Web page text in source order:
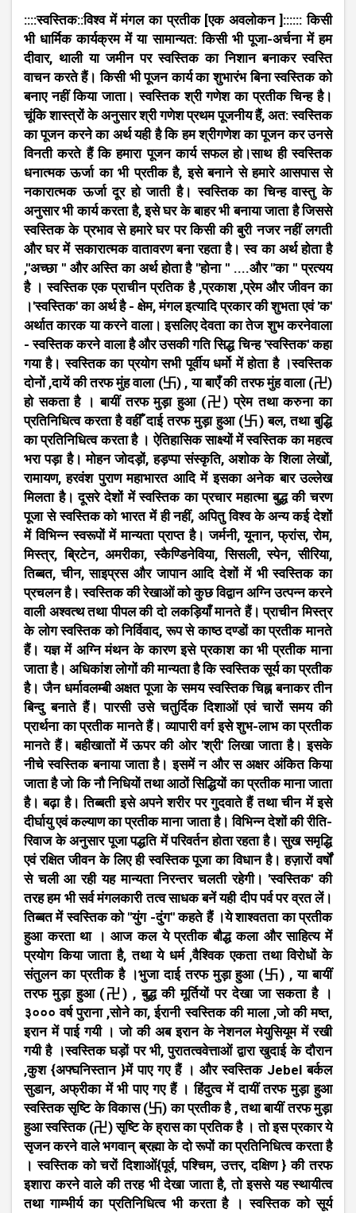
::::स्वस्तिक::विश्व में मंगल का प्रतीक [एक अवलोकन ]:::::: किसी
भी धार्मिक कार्यक्रम में या सामान्यत: किसी भी पूजा-अर्चना में हम
दीवार, थाली या जमीन पर स्वस्तिक का निशान बनाकर स्वस्ति
वाचन करते हैं। किसी भी पूजन कार्य का शुभारंभ बिना स्वस्तिक को
बनाए नहीं किया जाता। स्वस्तिक श्री गणेश का प्रतीक चिन्ह है।
चूंकि शास्त्रों के अनुसार श्री गणेश प्रथम पूजनीय हैं, अत: स्वस्तिक
का पूजन करने का अर्थ यही है कि हम श्रीगणेश का पूजन कर उनसे
विनती करते हैं कि हमारा पूजन कार्य सफल हो।साथ ही स्वस्तिक
धनात्मक ऊर्जा का भी प्रतीक है, इसे बनाने से हमारे आसपास से
नकारात्मक ऊर्जा दूर हो जाती है। स्वस्तिक का चिन्ह वास्तु के
अनुसार भी कार्य करता है, इसे घर के बाहर भी बनाया जाता है जिससे
स्वस्तिक के प्रभाव से हमारे घर पर किसी की बुरी नजर नहीं लगती
और घर में सकारात्मक वातावरण बना रहता है। स्व का अर्थ होता है
,''अच्छा '' और अस्ति का अर्थ होता है ''होना '' ....और ''का '' प्रत्यय
है । स्वस्तिक एक प्राचीन प्रतिक है ,प्रकाश ,प्रेम और जीवन का
।'स्वस्तिक' का अर्थ है - क्षेम, मंगल इत्यादि प्रकार की शुभता एवं 'क'
अर्थात कारक या करने वाला। इसलिए देवता का तेज शुभ करनेवाला
- स्वस्तिक करने वाला है और उसकी गति सिद्ध चिन्ह 'स्वस्तिक' कहा
गया है। स्वस्तिक का प्रयोग सभी पूर्वीय धर्मो में होता है ।स्वस्तिक
दोनों ,दायें की तरफ मुंह वाला (卐) , या बाएँ की तरफ मुंह वाला (卍)
हो सकता है । बायीं तरफ मुड़ा हुआ (卍) प्रेम तथा करुना का
प्रतिनिधित्व करता है वहीँ दाई तरफ मुड़ा हुआ (卐) बल, तथा बुद्धि
का प्रतिनिधित्व करता है । ऐतिहासिक साक्ष्यों में स्वस्तिक का महत्व
भरा पड़ा है। मोहन जोदड़ों, हड़प्पा संस्कृति, अशोक के शिला लेखों,
रामायण, हरवंश पुराण महाभारत आदि में इसका अनेक बार उल्लेख
मिलता है। दूसरे देशों में स्वस्तिक का प्रचार महात्मा बुद्ध की चरण
पूजा से स्वस्तिक को भारत में ही नहीं, अपितु विश्व के अन्य कई देशों
में विभिन्न स्वरूपों में मान्यता प्राप्त है। जर्मनी, यूनान, फ्रांस, रोम,
मिस्त्र, ब्रिटेन, अमरीका, स्कैण्डिनेविया, सिसली, स्पेन, सीरिया,
तिब्बत, चीन, साइप्रस और जापान आदि देशों में भी स्वस्तिक का
प्रचलन है। स्वस्तिक की रेखाओं को कुछ विद्वान अग्नि उत्पन्न करने
वाली अश्वत्थ तथा पीपल की दो लकड़ियाँ मानते हैं। प्राचीन मिस्त्र
के लोग स्वस्तिक को निर्विवाद, रूप से काष्ठ दण्डों का प्रतीक मानते
हैं। यज्ञ में अग्नि मंथन के कारण इसे प्रकाश का भी प्रतीक माना
जाता है। अधिकांश लोगों की मान्यता है कि स्वस्तिक सूर्य का प्रतीक
है। जैन धर्मावलम्बी अक्षत पूजा के समय स्वस्तिक चिह्न बनाकर तीन
बिन्दु बनाते हैं। पारसी उसे चतुर्दिक दिशाओं एवं चारों समय की
प्रार्थना का प्रतीक मानते हैं। व्यापारी वर्ग इसे शुभ-लाभ का प्रतीक
मानते हैं। बहीखातों में ऊपर की ओर 'श्री' लिखा जाता है। इसके
नीचे स्वस्तिक बनाया जाता है। इसमें न और स अक्षर अंकित किया
जाता है जो कि नौ निधियों तथा आठों सिद्धियों का प्रतीक माना जाता
है। बढ़ा है। तिब्बती इसे अपने शरीर पर गुदवाते हैं तथा चीन में इसे
दीर्घायु एवं कल्याण का प्रतीक माना जाता है। विभिन्न देशों की रीति-
रिवाज के अनुसार पूजा पद्धति में परिवर्तन होता रहता है। सुख समृद्धि
एवं रक्षित जीवन के लिए ही स्वस्तिक पूजा का विधान है। हज़ारों वर्षों
से चली आ रही यह मान्यता निरन्तर चलती रहेगी। 'स्वस्तिक' की
तरह हम भी सर्व मंगलकारी तत्व साधक बनें यही दीप पर्व पर व्रत लें।
तिब्बत में स्वस्तिक को ''युंग -दुंग'' कहते हैं ।ये शाश्वतता का प्रतीक
हुआ करता था । आज कल ये प्रतीक बौद्ध कला और साहित्य में
प्रयोग किया जाता है, तथा ये धर्म ,वैश्विक एकता तथा विरोधों के
संतुलन का प्रतीक है ।भुजा दाई तरफ मुड़ा हुआ (卐) , या बायीं
तरफ मुड़ा हुआ (卍) , बुद्ध की मूर्तियों पर देखा जा सकता है ।
३००० वर्ष पुराना ,सोने का, ईरानी स्वस्तिक की माला ,जो की मष्त,
इरान में पाई गयी । जो की अब इरान के नेशनल मेयुसियूम में रखी
गयी है ।स्वस्तिक घड़ों पर भी, पुरातत्ववेत्ताओं द्वारा खुदाई के दौरान
,कुश {अफ्घनिस्तान }में पाए गए हैं । और स्वस्तिक Jebel बर्कल
सुडान, अफ्रीका में भी पाए गए हैं । हिंदुत्व में दायीं तरफ मुड़ा हुआ
स्वस्तिक सृष्टि के विकास (卐) का प्रतीक है , तथा बायीं तरफ मुड़ा
हुआ स्वस्तिक (卍) सृष्टि के ह्रास का प्रतिक है । तो इस प्रकार ये
सृजन करने वाले भगवान् ब्रह्मा के दो रूपों का प्रतिनिधित्व करता है
। स्वस्तिक को चरों दिशाओं{पूर्व, पश्चिम, उत्तर, दक्षिण } की तरफ
इशारा करने वाले की तरह भी देखा जाता है, तो इससे यह स्थायीत्व
तथा गाम्भीर्य का प्रतिनिधित्व भी करता है । स्वस्तिक को सूर्य